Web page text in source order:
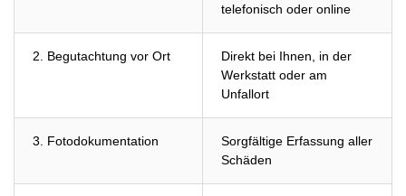
telefonisch oder online
2. Begutachtung vor Ort
Direkt bei Ihnen, in der
Werkstatt oder am
Unfallort
3. Fotodokumentation
Sorgfältige Erfassung aller
Schäden